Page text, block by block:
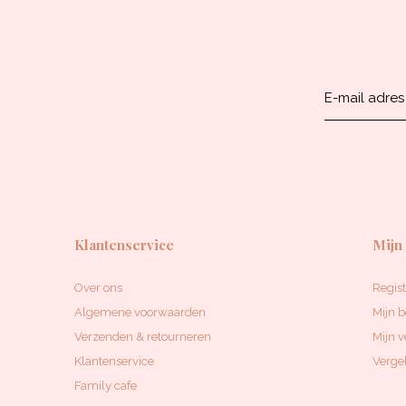
Klantenservice
Over ons
Algemene voorwaarden
Verzenden & retourneren
Klantenservice
Family cafe
Mijn
Mijn
Mijn